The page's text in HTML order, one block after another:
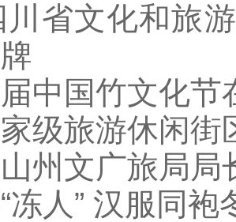
川省文化和旅
中国竹文化节
级旅游休闲街
州文广旅局
冻人” 汉服同